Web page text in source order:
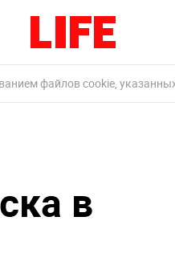
файлов cookie,
в